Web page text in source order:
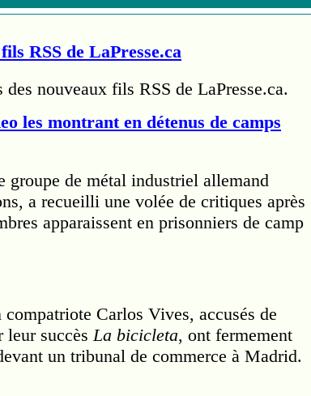
RSS de LaPresse.ca
nouveaux fils RSS de LaPresse.ca.
les montrant en détenus de camps
groupe de métal industriel allemand
a recueilli une volée de critiques après
apparaissent en prisonniers de camp
Carlos Vives, accusés de
leur succèsLa bicicleta, ont fermement
un tribunal de commerce à Madrid.